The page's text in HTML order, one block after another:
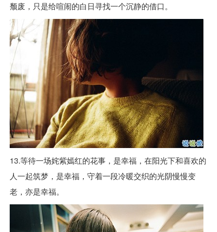
颓废，只是给喧闹的白日寻找一个沉静的借口。
13.等待一场姹紫嫣红的花事，是幸福，在阳光下和喜欢的
人一起筑梦，是幸福，守着一段冷暖交织的光阴慢慢变
老，亦是幸福。